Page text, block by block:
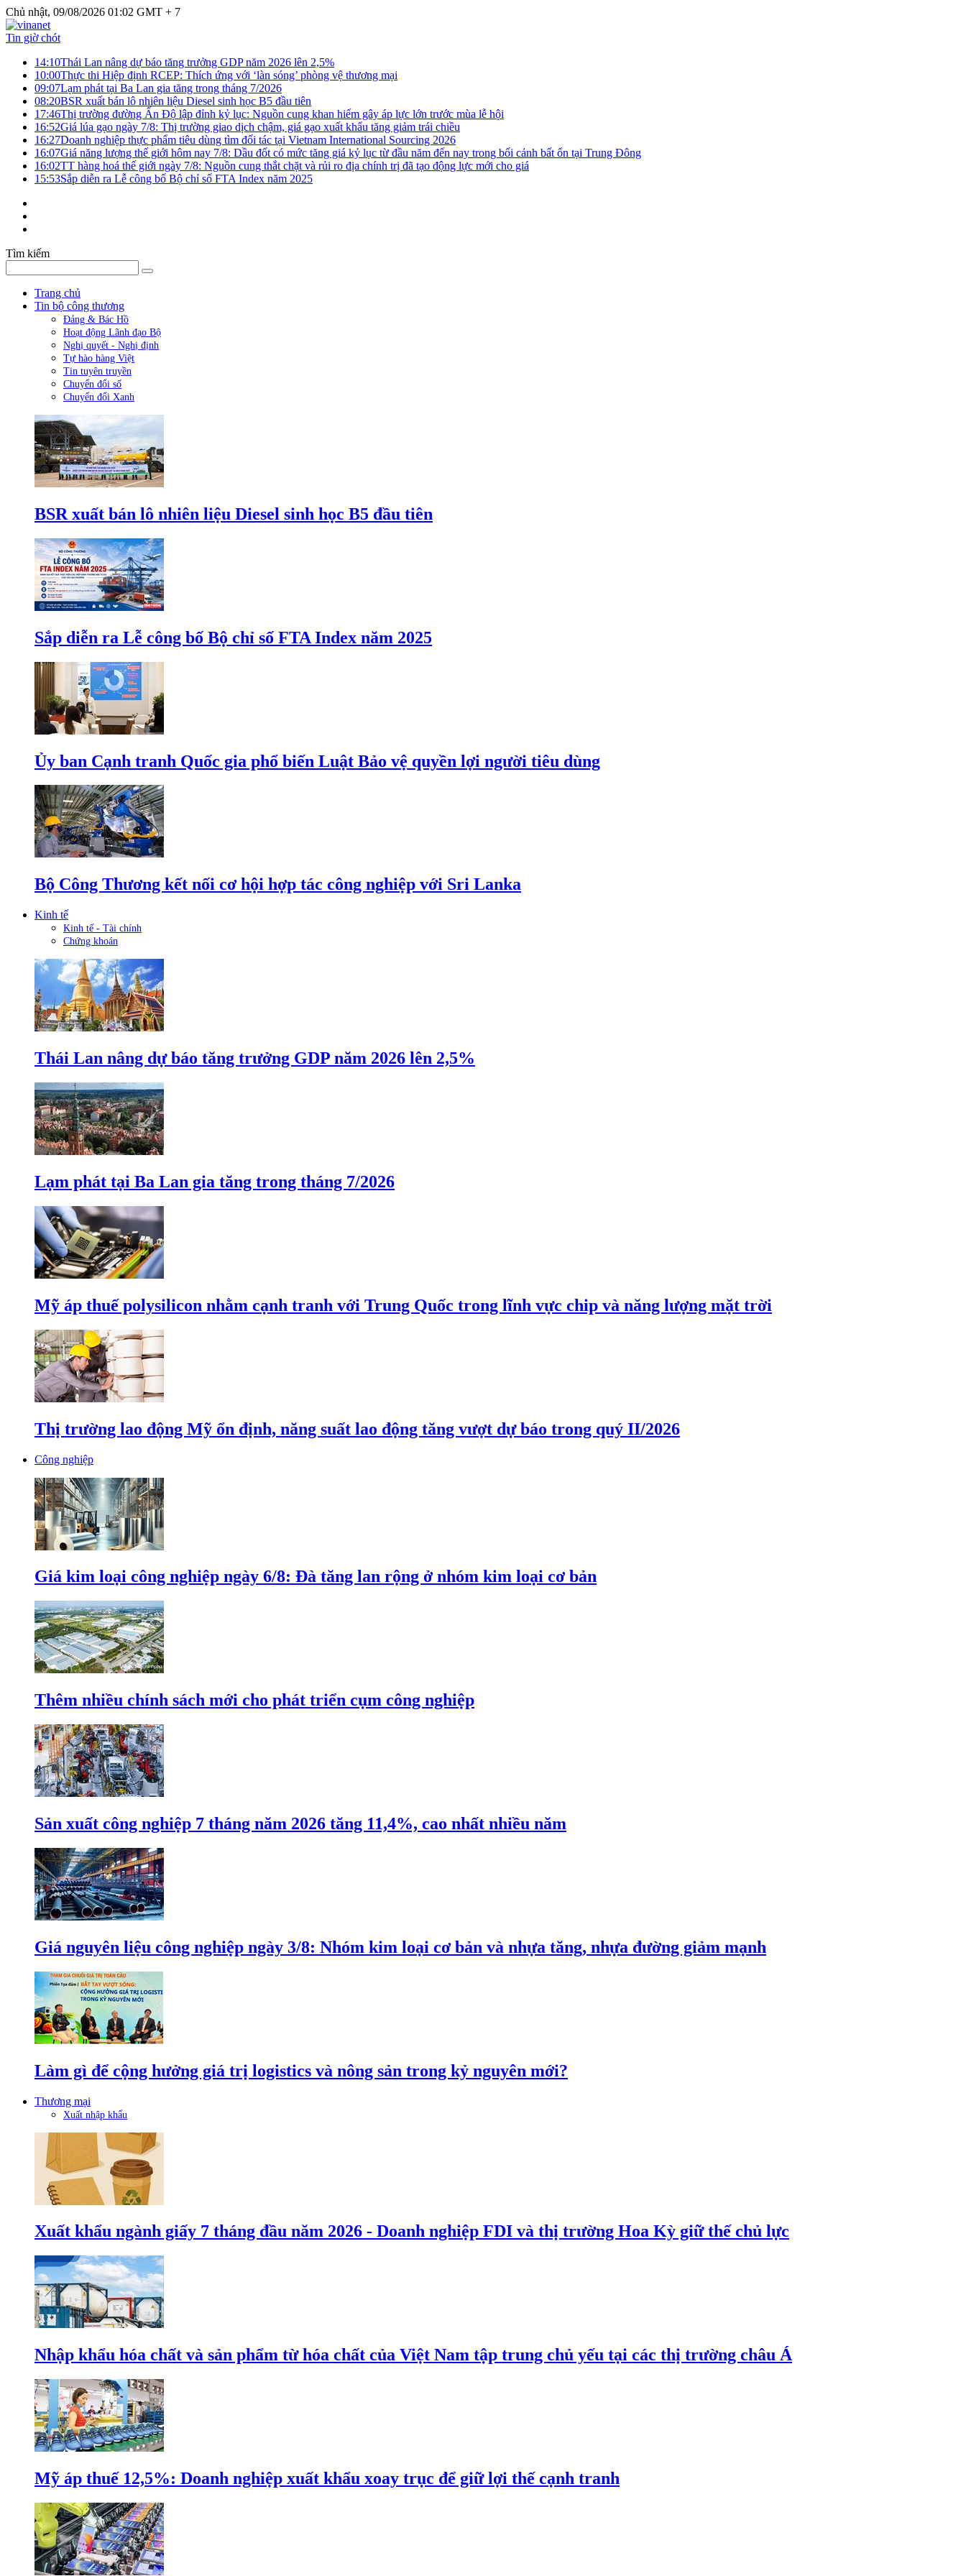
Chủ nhật, 09/08/2026 01:02 GMT + 7
Tin giờ chót
14:10Thái Lan nâng dự báo tăng trưởng GDP năm 2026 lên 2,5%
10:00Thực thi Hiệp định RCEP: Thích ứng với ‘làn sóng’ phòng vệ thương mại
09:07Lạm phát tại Ba Lan gia tăng trong tháng 7/2026
08:20BSR xuất bán lô nhiên liệu Diesel sinh học B5 đầu tiên
17:46Thị trường đường Ấn Độ lập đỉnh kỷ lục: Nguồn cung khan hiếm gây áp lực lớn trước mùa lễ hội
16:52Giá lúa gạo ngày 7/8: Thị trường giao dịch chậm, giá gạo xuất khẩu tăng giảm trái chiều
16:27Doanh nghiệp thực phẩm tiêu dùng tìm đối tác tại Vietnam International Sourcing 2026
16:07Giá năng lượng thế giới hôm nay 7/8: Dầu đốt có mức tăng giá kỷ lục từ đầu năm đến nay trong bối cảnh bất ổn tại Trung Đông
16:02TT hàng hoá thế giới ngày 7/8: Nguồn cung thắt chặt và rủi ro địa chính trị đã tạo động lực mới cho giá
15:53Sắp diễn ra Lễ công bố Bộ chỉ số FTA Index năm 2025
Tìm kiếm
Trang chủ
Tin bộ công thương
Đảng & Bác Hồ
Hoạt động Lãnh đạo Bộ
Nghị quyết - Nghị định
Tự hào hàng Việt
Tin tuyên truyền
Chuyển đổi số
Chuyển đổi Xanh
BSR xuất bán lô nhiên liệu Diesel sinh học B5 đầu tiên
Sắp diễn ra Lễ công bố Bộ chỉ số FTA Index năm 2025
Ủy ban Cạnh tranh Quốc gia phổ biến Luật Bảo vệ quyền lợi người tiêu dùng
Bộ Công Thương kết nối cơ hội hợp tác công nghiệp với Sri Lanka
Kinh tế
Kinh tế - Tài chính
Chứng khoán
Thái Lan nâng dự báo tăng trưởng GDP năm 2026 lên 2,5%
Lạm phát tại Ba Lan gia tăng trong tháng 7/2026
Mỹ áp thuế polysilicon nhằm cạnh tranh với Trung Quốc trong lĩnh vực chip và năng lượng mặt trời
Thị trường lao động Mỹ ổn định, năng suất lao động tăng vượt dự báo trong quý II/2026
Công nghiệp
Giá kim loại công nghiệp ngày 6/8: Đà tăng lan rộng ở nhóm kim loại cơ bản
Thêm nhiều chính sách mới cho phát triển cụm công nghiệp
Sản xuất công nghiệp 7 tháng năm 2026 tăng 11,4%, cao nhất nhiều năm
Giá nguyên liệu công nghiệp ngày 3/8: Nhóm kim loại cơ bản và nhựa tăng, nhựa đường giảm mạnh
Làm gì để cộng hưởng giá trị logistics và nông sản trong kỷ nguyên mới?
Thương mại
Xuất nhập khẩu
Xuất khẩu ngành giấy 7 tháng đầu năm 2026 - Doanh nghiệp FDI và thị trường Hoa Kỳ giữ thế chủ lực
Nhập khẩu hóa chất và sản phẩm từ hóa chất của Việt Nam tập trung chủ yếu tại các thị trường châu Á
Mỹ áp thuế 12,5%: Doanh nghiệp xuất khẩu xoay trục để giữ lợi thế cạnh tranh